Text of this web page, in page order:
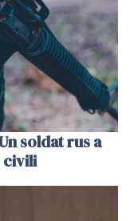
soldat rus a
civili